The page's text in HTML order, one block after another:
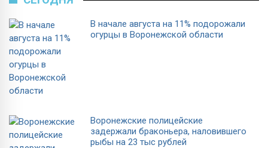
В начале августа на 11% подорожали
огурцы в Воронежской области
Воронежские полицейские
задержали браконьера, наловившего
рыбы на 23 тыс рублей